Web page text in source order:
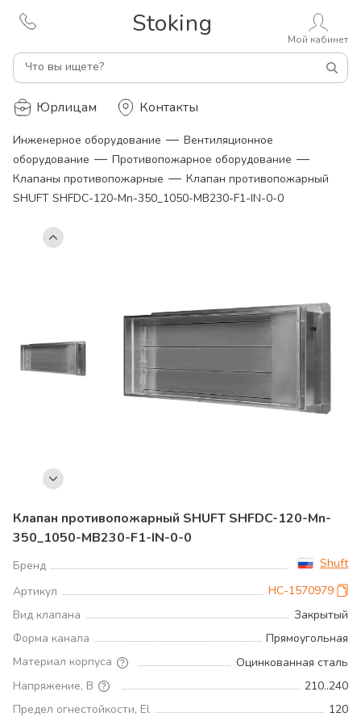
Stoking
Что вы ищете?
Мой кабинет
Юрлицам Контакты
Инженерное оборудование — Вентиляционное
оборудование — Противопожарное оборудование —
Клапаны противопожарные — Клапан противопожарный
SHUFT SHFDC-120-Mn-350_1050-MB230-F1-IN-0-0
Клапан противопожарный SHUFT SHFDC-120-Mn-
350_1050-MB230-F1-IN-0-0
Бренд
Shuft
Артикул
НС-1570979
Вид клапана
Закрытый
Форма канала
Прямоугольная
Материал корпуса
Оцинкованная сталь
Напряжение, В
210..240
Предел огнестойкости, El
120